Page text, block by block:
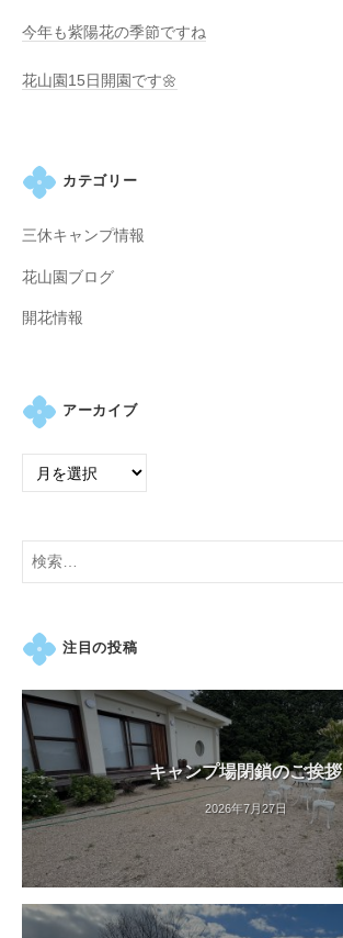
今年も紫陽花の季節ですね
花山園15日開園です🌼
カテゴリー
三休キャンプ情報
花山園ブログ
開花情報
アーカイブ
検
注目の投稿
キャンプ場閉鎖のご挨拶
2026年7月27日